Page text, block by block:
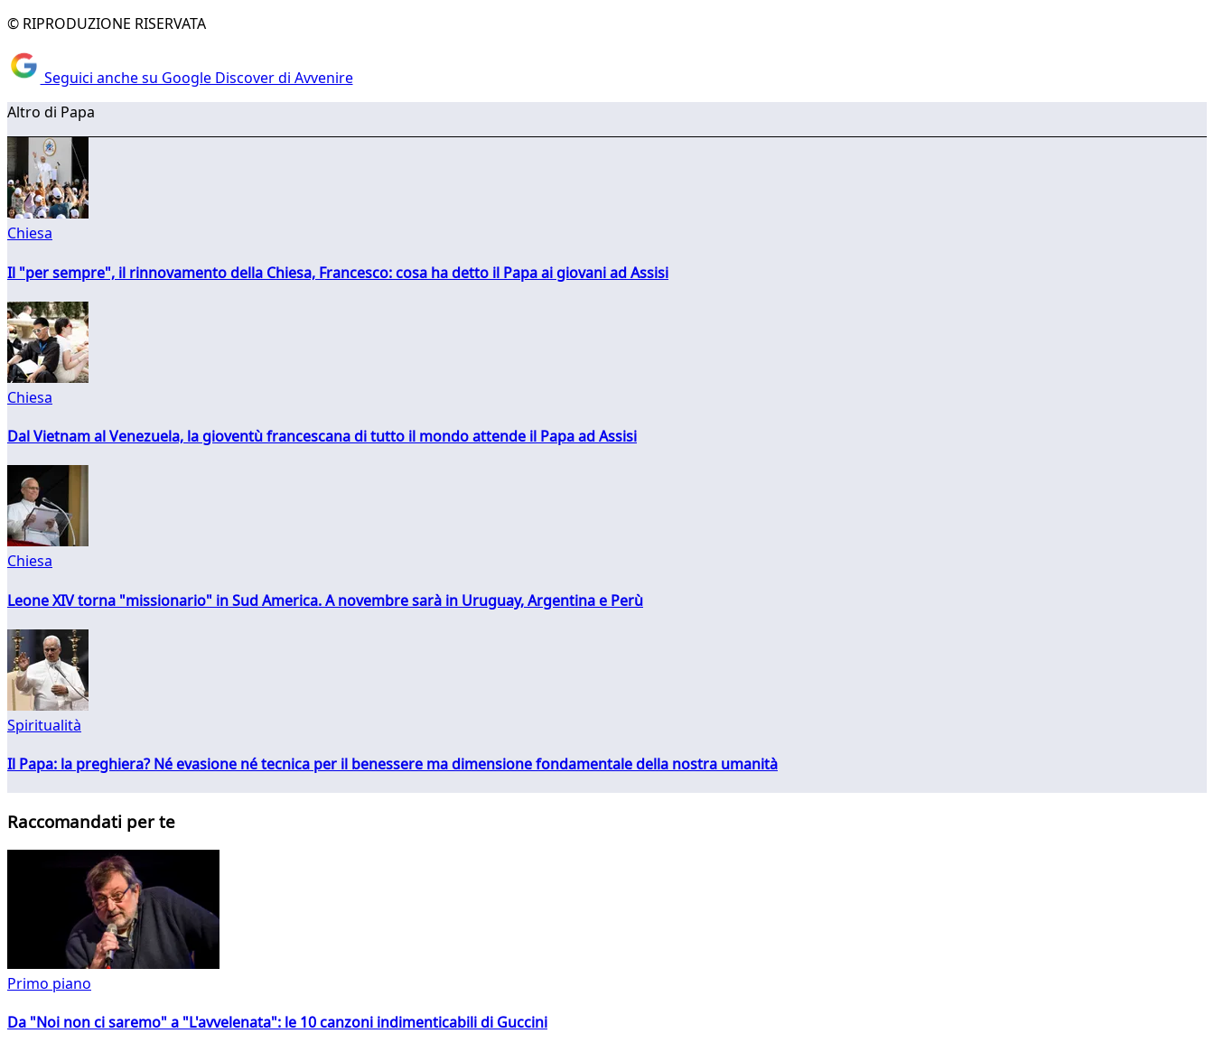
© RIPRODUZIONE RISERVATA
Seguici anche su Google Discover di Avvenire
Altro di Papa
Chiesa
Il "per sempre", il rinnovamento della Chiesa, Francesco: cosa ha detto il Papa ai giovani ad Assisi
Chiesa
Dal Vietnam al Venezuela, la gioventù francescana di tutto il mondo attende il Papa ad Assisi
Chiesa
Leone XIV torna "missionario" in Sud America. A novembre sarà in Uruguay, Argentina e Perù
Spiritualità
Il Papa: la preghiera? Né evasione né tecnica per il benessere ma dimensione fondamentale della nostra umanità
Raccomandati per te
Primo piano
Da "Noi non ci saremo" a "L'avvelenata": le 10 canzoni indimenticabili di Guccini